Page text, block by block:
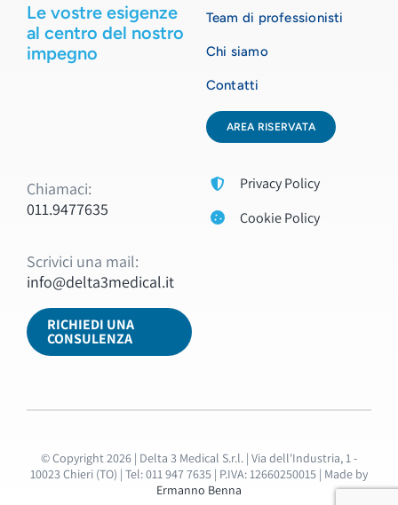
Le vostre esigenze
al centro del nostro
impegno
Team di professionisti
Chi siamo
Contatti
AREA RISERVATA
Chiamaci:
011.9477635
Scrivici una mail:
info@delta3medical.it
RICHIEDI UNA
CONSULENZA
Privacy Policy
Cookie Policy
© Copyright 2026 | Delta 3 Medical S.r.l. | Via dell'Industria, 1 -
10023 Chieri (TO) | Tel: 011 947 7635 | P.IVA: 12660250015 | Made by
Ermanno Benna